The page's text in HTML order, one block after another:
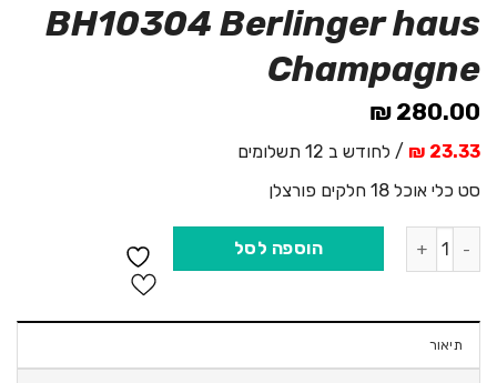
BH10304 Berlinger haus
Champagne
280.00
₪
23.33 ₪
/ לחודש ב 12 תשלומים
סט כלי אוכל 18 חלקים פורצלן
כמות של סט כלי אוכל 18 חלקים פורצלן BH10304 Berlinger haus Champagne הוספה לסל
תיאור